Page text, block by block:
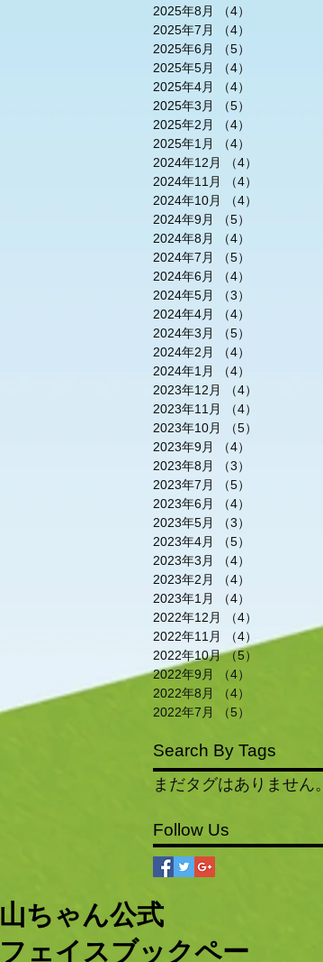
2025年8月
（4）
2025年7月
（4）
2025年6月
（5）
2025年5月
（4）
2025年4月
（4）
2025年3月
（5）
2025年2月
（4）
2025年1月
（4）
2024年12月
（4）
2024年11月
（4）
2024年10月
（4）
2024年9月
（5）
2024年8月
（4）
2024年7月
（5）
2024年6月
（4）
2024年5月
（3）
2024年4月
（4）
2024年3月
（5）
2024年2月
（4）
2024年1月
（4）
2023年12月
（4）
2023年11月
（4）
2023年10月
（5）
2023年9月
（4）
2023年8月
（3）
2023年7月
（5）
2023年6月
（4）
2023年5月
（3）
2023年4月
（5）
2023年3月
（4）
2023年2月
（4）
2023年1月
（4）
2022年12月
（4）
2022年11月
（4）
4件の記事
2022年10月 （5）
2022年9月
（4）
2022年8月
（4）
2022年7月
（5）
Search By Tags
まだタグはありません。
Follow Us
​山ちゃん公式
フェイスブックペー